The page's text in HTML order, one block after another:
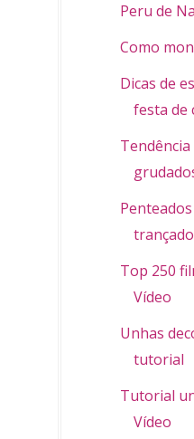
Peru de
Como
Dicas de
festa de
Top 250
Vídeo
Unhas
tutorial
Tutorial
Vídeo